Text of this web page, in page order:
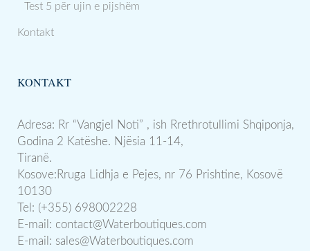
Test 5 për ujin e pijshëm
Kontakt
KONTAKT
Adresa: Rr “Vangjel Noti” , ish Rrethrotullimi Shqiponja,
Godina 2 Katëshe. Njësia 11-14,
Tiranë.
Kosove:Rruga Lidhja e Pejes, nr 76 Prishtine, Kosovë
10130
Tel: (+355) 698002228
E-mail: contact@Waterboutiques.com
E-mail: sales@Waterboutiques.com